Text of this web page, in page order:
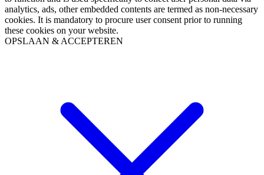
analytics, ads, other embedded contents are termed as non-necessary
cookies. It is mandatory to procure user consent prior to running
these cookies on your website.
OPSLAAN & ACCEPTEREN